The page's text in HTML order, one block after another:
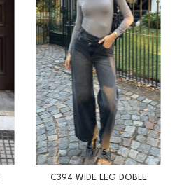
1 /5
C394 WIDE LEG DOBLE